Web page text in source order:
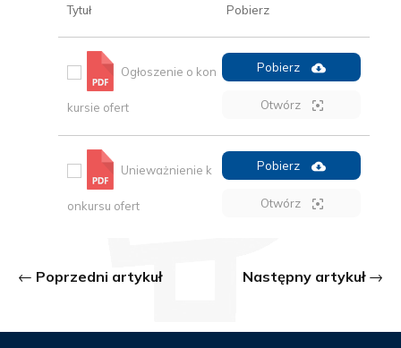
Tytuł Pobierz
Ogłoszenie o kon
kursie ofert
Pobierz
Otwórz
Unieważnienie k
onkursu ofert
Pobierz
Otwórz
Poprzedni artykuł Następny artykuł